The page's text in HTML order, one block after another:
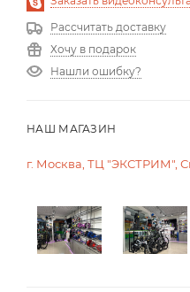
Рассчитать доставку
Хочу в подарок
Нашли ошибку?
НАШ МАГАЗИН
г. Москва, ТЦ "ЭКСТРИМ",